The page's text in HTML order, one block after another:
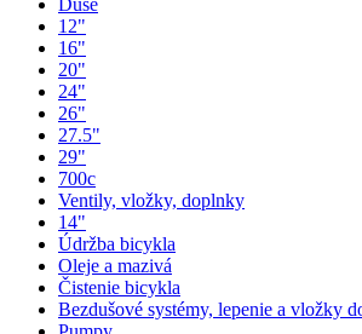
Duše
12"
16"
20"
24"
26"
27.5"
29"
700c
Ventily, vložky, doplnky
14"
Údržba bicykla
Oleje a mazivá
Čistenie bicykla
Bezdušové systémy, lepenie a vložky